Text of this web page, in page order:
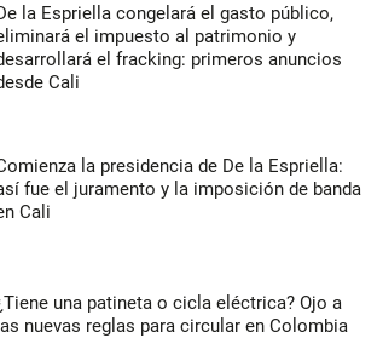
la Espriella congelará el gasto público,
el impuesto al patrimonio y
el fracking: primeros anuncios
Cali
la presidencia de De la Espriella:
fue el juramento y la imposición de banda
Cali
una patineta o cicla eléctrica? Ojo a
las nuevas reglas para circular en Colombia